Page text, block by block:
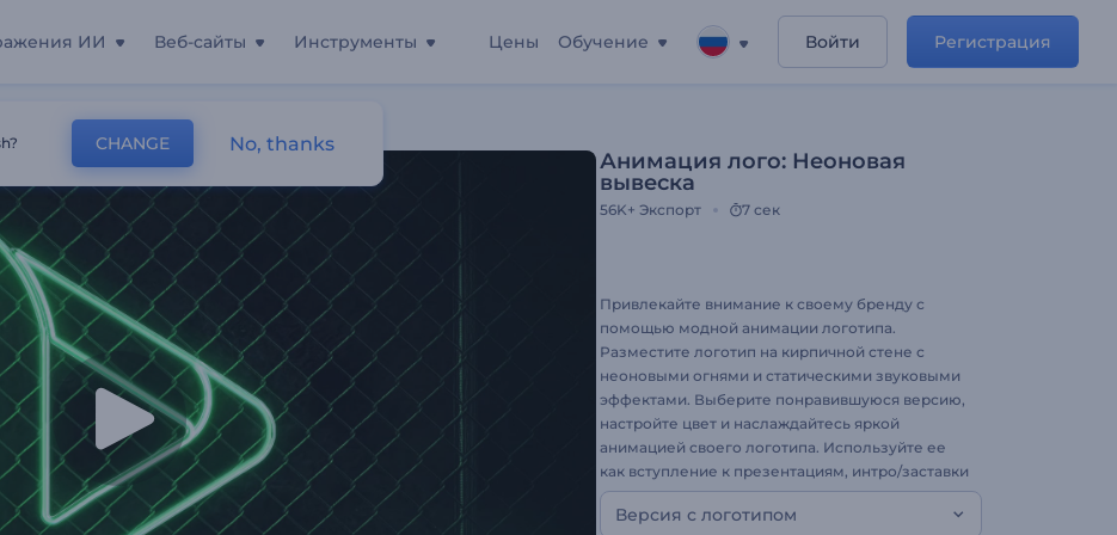
ИИ Веб-сайты Инструменты Цены Обучение Войти Регистрация
Анимация лого: Неоновая
вывеска
56K+ Экспорт 7 сек
Привлекайте внимание к своему бренду с
помощью модной анимации логотипа.
Разместите логотип на кирпичной стене с
неоновыми огнями и статическими звуковыми
эффектами. Выберите понравившуюся версию,
настройте цвет и наслаждайтесь яркой
анимацией своего логотипа. Используйте ее
как вступление к презентациям, интро/заставки
на YouTube, промо видео и многого другого.
Попробуйте Появление Логотипа Неоновая
Версия с логотипом
CHANGE No, thanks